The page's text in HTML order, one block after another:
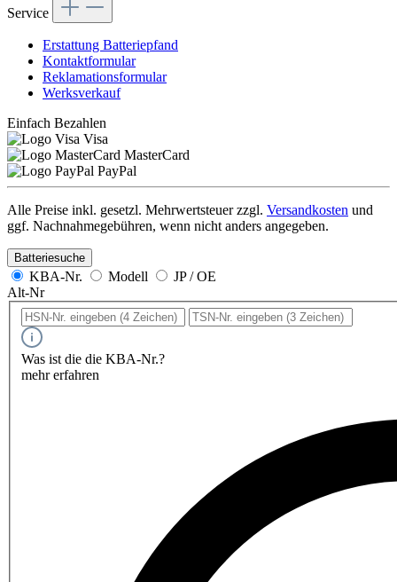
Service
Erstattung Batteriepfand
Kontaktformular
Reklamationsformular
Werksverkauf
Einfach Bezahlen
Visa
MasterCard
PayPal
Alle Preise inkl. gesetzl. Mehrwertsteuer zzgl. Versandkosten und
ggf. Nachnahmegebühren, wenn nicht anders angegeben.
Batteriesuche
KBA-Nr. Modell
JP / OE
Alt-Nr
Was ist die die KBA-Nr.?
mehr erfahren